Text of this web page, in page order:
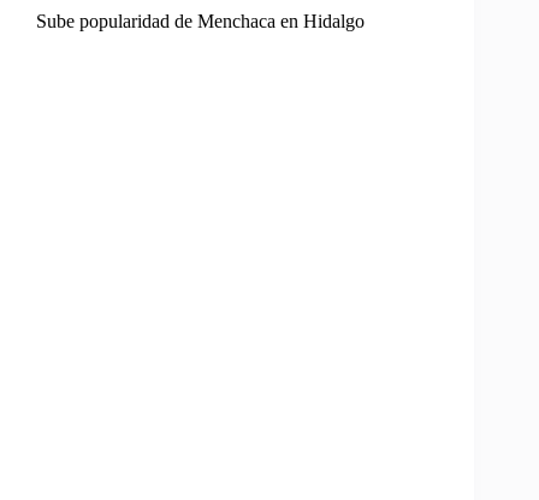
Sube popularidad de Menchaca en Hidalgo